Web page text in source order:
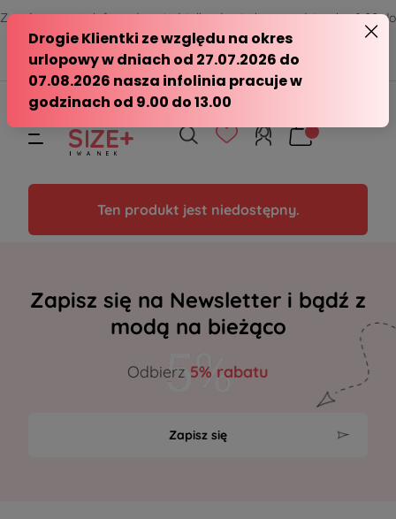
Zamów przez telefon od poniedziałku do piątku w godzinach - 8:00 do
15:00
570 390 351
sklep@modasizeplus.pl
Ten produkt jest niedostępny.
Zapisz się na Newsletter i bądź z
modą na bieżąco
Odbierz 5% rabatu
Zapisz się